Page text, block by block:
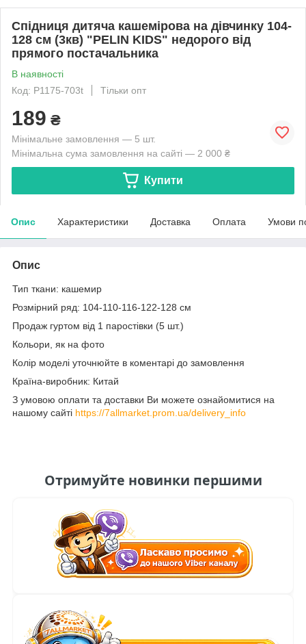
Спідниця дитяча кашемірова на дівчинку 104-
128 см (3кв) "PELIN KIDS" недорого від
прямого постачальника
В наявності
Код: P1175-703t
Тільки опт
189 ₴
Мінімальне замовлення — 5 шт.
Мінімальна сума замовлення на сайті — 2 000 ₴
Купити
Опис Характеристики Доставка Оплата Умови
Опис
Тип ткани: кашемир
Розмірний ряд: 104-110-116-122-128 см
Продаж гуртом від 1 паростівки (5 шт.)
Кольори, як на фото
Колір моделі уточнюйте в коментарі до замовлення
Країна-виробник: Китай
З умовою оплати та доставки Ви можете ознайомитися на
нашому сайті https://7allmarket.prom.ua/delivery_info
Отримуйте новинки першими